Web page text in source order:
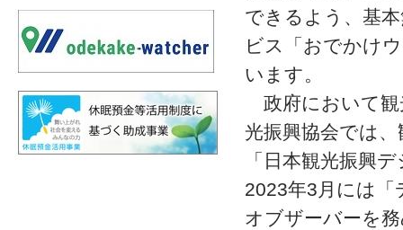
できるよう、基
ビス「おでかけ
います。
政府において観
光振興協会では
「日本観光振興
2023年3月には「
オブザーバーを